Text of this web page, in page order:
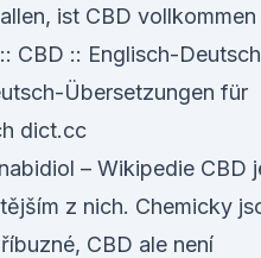
ist CBD vollkommen
CBD :: Englisch-
Übersetzungen für
dict.cc
– Wikipedie CBD
z nich. Chemicky
CBD ale není